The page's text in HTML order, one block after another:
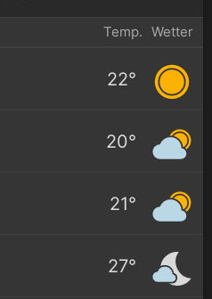
Temp. Wetter
22°
20°
21°
27°